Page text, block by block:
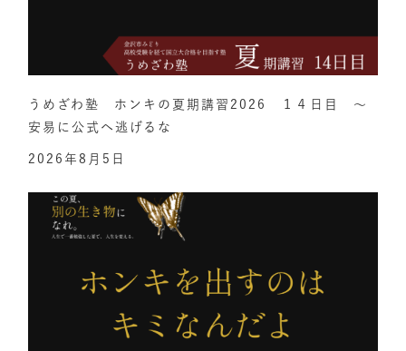
うめざわ塾 ホンキの夏期講習2026 １４日目 ～
安易に公式へ逃げるな
2026年8月5日